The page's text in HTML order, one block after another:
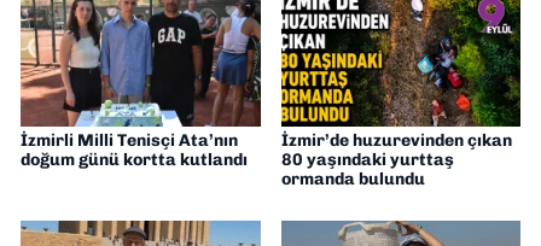
İzmirli Milli Tenisçi Ata’nın
doğum günü kortta kutlandı
İzmir’de huzurevinden çıkan
80 yaşındaki yurttaş
ormanda bulundu